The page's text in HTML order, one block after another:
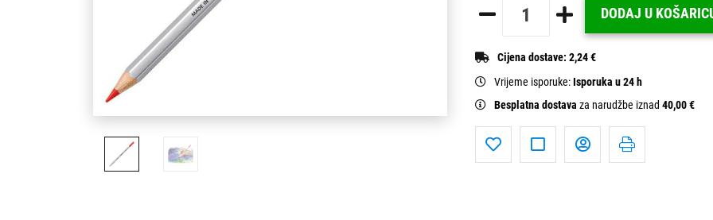
DODAJ U
Cijena dostave: 2,24 €
Vrijeme isporuke:Isporuka u 24 h
Besplatna dostava za narudžbe iznad 40,00 €